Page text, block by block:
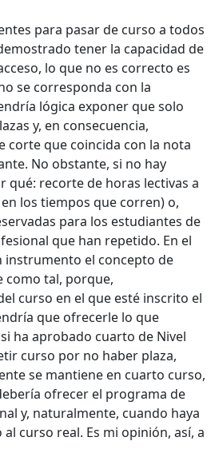
para pasar de curso a todos
tener la capacidad de
lo que no es correcto es
se corresponda con la
lógica exponer que solo
y, en consecuencia,
corte que coincida con la nota
No obstante, si no hay
qué: recorte de horas lectivas a
los tiempos que corren) o,
para los estudiantes de
que han repetido. En el
instrumento el concepto de
como tal, porque,
curso en el que esté inscrito el
que ofrecerle lo que
ha aprobado cuarto de Nivel
curso por no haber plaza,
se mantiene en cuarto curso,
ofrecer el programa de
y, naturalmente, cuando haya
curso real. Es mi opinión, así, a